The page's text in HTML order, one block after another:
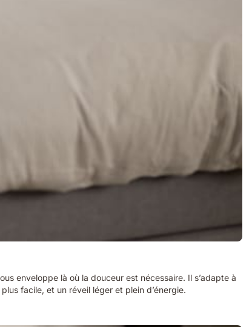
enveloppe là où la douceur est nécessaire. Il s’adapte à
facile, et un réveil léger et plein d’énergie.